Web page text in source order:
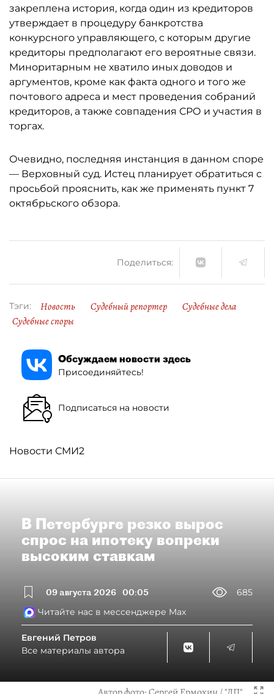
закреплена история, когда один из кредиторов
утверждает в процедуру банкротства
конкурсного управляющего, с которым другие
кредиторы предполагают его вероятные связи.
Миноритарным не хватило иных доводов и
аргументов, кроме как факта одного и того же
почтового адреса и мест проведения собраний
кредиторов, а также совпадения СРО и участия в
торгах.
Очевидно, последняя инстанция в данном споре
— Верховный суд. Истец планирует обратиться с
просьбой прояснить, как же применять пункт 7
октябрьского обзора.
Поделиться:
Тэги: Новость Судебный репортер
Судебные дела
Судебные споры
Обсуждаем новости здесь
Присоединяйтесь!
Подписаться на новости
Новости СМИ2
В Петербурге резко вырос
спрос на ипотеку вопреки
высоким ставкам
09 августа 2026 00:05
685
Читайте нас в мессенджере Max
Евгений Петров
Все материалы автора